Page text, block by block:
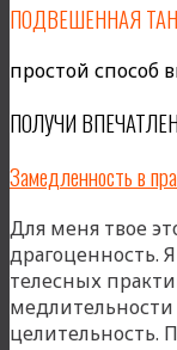
ПОДВЕШЕННАЯ
простой способ
ПОЛУЧИ
Замедленность в
Для меня твое
драгоценность.
телесных
целительность.